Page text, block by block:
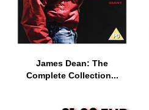
James Dean: The
Complete Collection...